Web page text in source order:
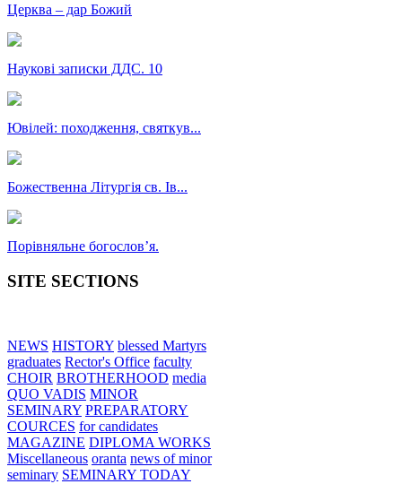
Церква – дар Божий
Наукові записки ДДС. 10
Ювілей: походження, святкув...
Божественна Літургія св. Ів...
Порівняльне богословʼя.
SITE SECTIONS
NEWS HISTORY blessed Martyrs
graduates Rector's Office faculty
CHOIR BROTHERHOOD media
QUO VADIS MINOR
SEMINARY PREPARATORY
COURCES for candidates
MAGAZINE DIPLOMA WORKS
Miscellaneous oranta news of minor
seminary SEMINARY TODAY